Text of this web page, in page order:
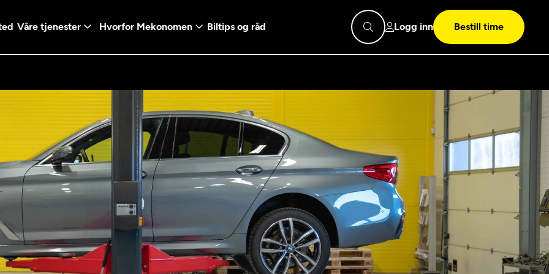
Våre tjenester
- Vanlig bil
Diagnose/Feilsøking
Mekonomen
Bilkonto
Les mer
Mekonomen Fleet
Hvorfor Mekonomen
valg
og fabrikkgaranti
Biltips og råd Logg inn Bestill time
konto ved å klikke på
Logg inn med Vipps
Telefonnummer
Norway
+47
Søk